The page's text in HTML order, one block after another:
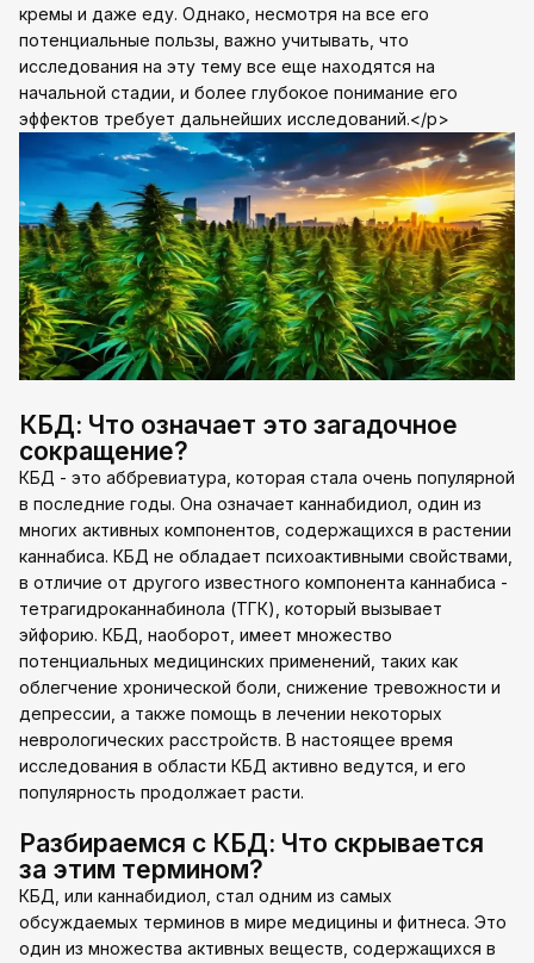
кремы и даже еду. Однако, несмотря на все его
потенциальные пользы, важно учитывать, что
исследования на эту тему все еще находятся на
начальной стадии, и более глубокое понимание его
эффектов требует дальнейших исследований.</p>
КБД: Что означает это загадочное
сокращение?
КБД - это аббревиатура, которая стала очень популярной
в последние годы. Она означает каннабидиол, один из
многих активных компонентов, содержащихся в растении
каннабиса. КБД не обладает психоактивными свойствами,
в отличие от другого известного компонента каннабиса -
тетрагидроканнабинола (ТГК), который вызывает
эйфорию. КБД, наоборот, имеет множество
потенциальных медицинских применений, таких как
облегчение хронической боли, снижение тревожности и
депрессии, а также помощь в лечении некоторых
неврологических расстройств. В настоящее время
исследования в области КБД активно ведутся, и его
популярность продолжает расти.
Разбираемся с КБД: Что скрывается
за этим термином?
КБД, или каннабидиол, стал одним из самых
обсуждаемых терминов в мире медицины и фитнеса. Это
один из множества активных веществ, содержащихся в